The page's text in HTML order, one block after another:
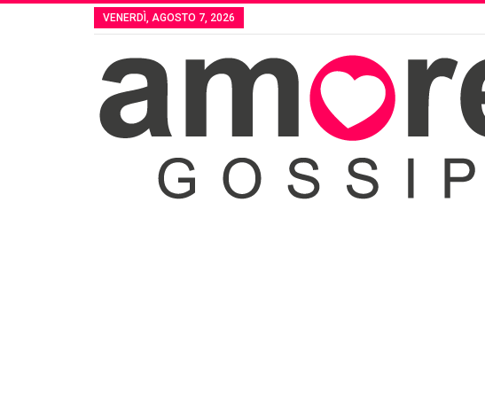
VENERDÌ, AGOSTO 7, 2026